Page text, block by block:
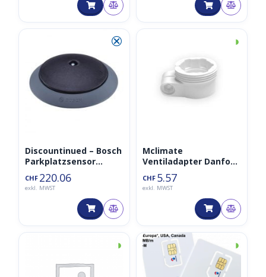
⮿
Discountinued – Bosch
Parkplatzsensor
TPS110 PLS LoRaWAN
868MHz – Modell 2021
CHF 220.06
exkl. MWST
◑
Mclimate
Ventiladapter Danfoss
RA M30 x 1.5
CHF 5.57
exkl. MWST
◑ ◑